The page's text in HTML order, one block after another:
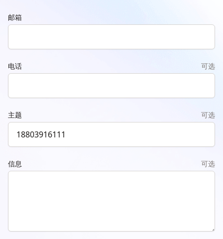
邮箱
电话 可选
主题 可选
信息 可选